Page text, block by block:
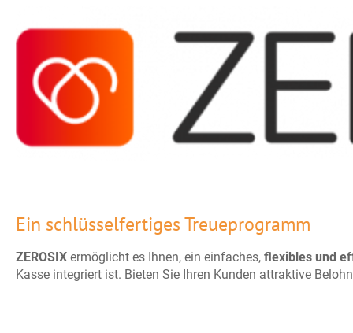
Ein schlüsselfertiges Treueprogramm
ZEROSIX ermöglicht es Ihnen, ein einfaches, flexibles und
Kasse integriert ist. Bieten Sie Ihren Kunden attraktive